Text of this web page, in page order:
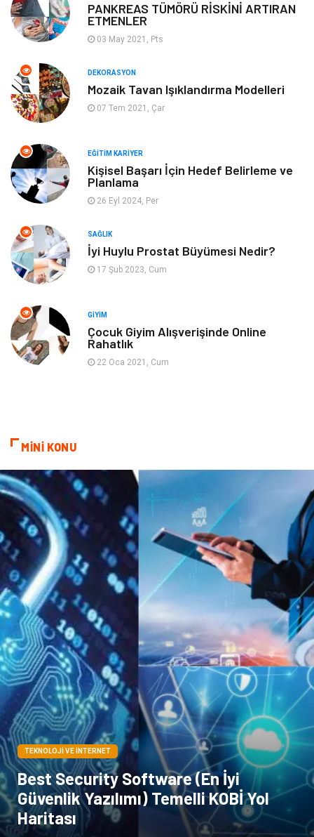
Moda
Anne Çocuk
Aksesuar Genel Kültür
Spor Müzik
Ev işleri
Cam
Sigorta Spor Malzemeleri
Bebek Giyim
Kına Gecesi
PANKREAS TÜMÖRÜ RİSKİNİ ARTIRAN
ETMENLER
03 May 2021, Pts
DEKORASYON
Mozaik Tavan Işıklandırma Modelleri
07 Tem 2021, Çar
EĞITIM KARIYER
Kişisel Başarı İçin Hedef Belirleme ve
Planlama
26 Eyl 2024, Per
SAĞLIK
İyi Huylu Prostat Büyümesi Nedir?
17 Şub 2023, Cum
GIYIM
Çocuk Giyim Alışverişinde Online
Rahatlık
22 Oca 2021, Cum
MİNİ KONU
TEKNOLOJI VE İNTERNET
Best Security Software (En İyi
Güvenlik Yazılımı) Temelli KOBİ Yol
Haritası